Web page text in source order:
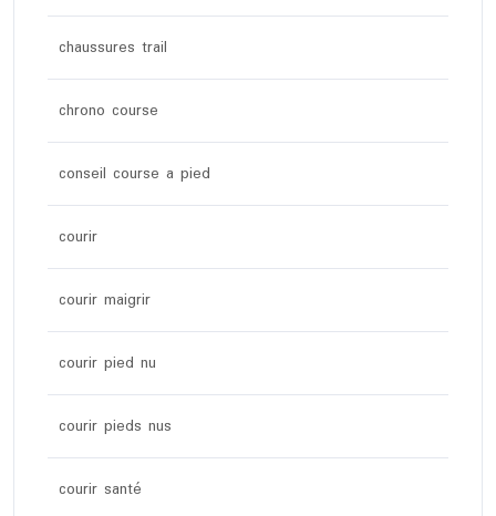
chaussures trail
chrono course
conseil course a pied
courir
courir maigrir
courir pied nu
courir pieds nus
courir santé